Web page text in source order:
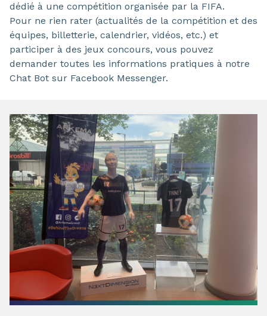
dédié à une compétition organisée par la FIFA.
Pour ne rien rater (actualités de la compétition et des
équipes, billetterie, calendrier, vidéos, etc.) et
participer à des jeux concours, vous pouvez
demander toutes les informations pratiques à notre
Chat Bot sur Facebook Messenger.